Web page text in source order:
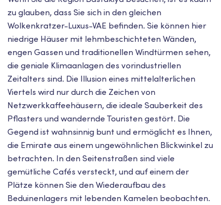
zu glauben, dass Sie sich in den gleichen
Wolkenkratzer-Luxus-VAE befinden. Sie können hier
niedrige Häuser mit lehmbeschichteten Wänden,
engen Gassen und traditionellen Windtürmen sehen,
die geniale Klimaanlagen des vorindustriellen
Zeitalters sind. Die Illusion eines mittelalterlichen
Viertels wird nur durch die Zeichen von
Netzwerkkaffeehäusern, die ideale Sauberkeit des
Pflasters und wandernde Touristen gestört. Die
Gegend ist wahnsinnig bunt und ermöglicht es Ihnen,
die Emirate aus einem ungewöhnlichen Blickwinkel zu
betrachten. In den Seitenstraßen sind viele
gemütliche Cafés versteckt, und auf einem der
Plätze können Sie den Wiederaufbau des
Beduinenlagers mit lebenden Kamelen beobachten.